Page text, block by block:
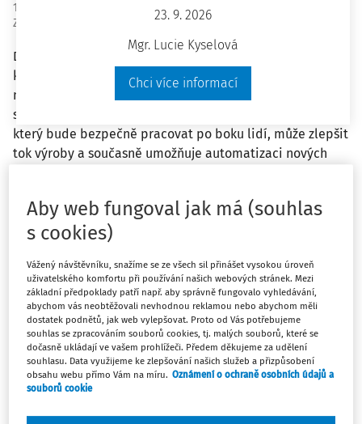
23. 9. 2026
Mgr. Lucie Kyselová
Chci více informací
15 minut čtení
Zdroj
Bezpečnost a hygiena práce 3/2024
Do průmyslu si pomalu nachází cestu nový druh robota,
které se nazývá“ Kolaborativní robot“ a postupně mění
naše zažité představy o lidech a robotech, kteří sdílejí
společný pracovní prostor. Využívat při práci robota,
který bude bezpečně pracovat po boku lidí, může zlepšit
tok výroby a současně umožňuje automatizaci nových
bezpečnostní ochrany?
navrhováni tak, aby byli výkonní, silní a vytrvalí. Byli
navrženi tak, aby dělali těžké úkoly, které byly nad rámec
fyzických schopností zaměstnanců a určitě nebylo vhodné
postavit se takovémuto zařízení do cesty. Avšak
kolaborativní roboti jsou navrženi tak, aby pracovali po
boku lidí bez jakéhokoliv oplocení. Co však umožňuje
roboty bez jakékoliv ochrany?
Aby web fungoval jak má (souhlas
s cookies)
Vážený návštěvníku, snažíme se ze všech sil přinášet vysokou úroveň
uživatelského komfortu při používání našich webových stránek. Mezi
základní předpoklady patří např. aby správně fungovalo vyhledávání,
abychom vás neobtěžovali nevhodnou reklamou nebo abychom měli
dostatek podnětů, jak web vylepšovat. Proto od Vás potřebujeme
souhlas se zpracováním souborů cookies, tj. malých souborů, které se
dočasně ukládají ve vašem prohlížeči. Předem děkujeme za udělení
souhlasu. Data využijeme ke zlepšování našich služeb a přizpůsobení
obsahu webu přímo Vám na míru. Oznámení o ochraně osobních údajů a
souborů cookie